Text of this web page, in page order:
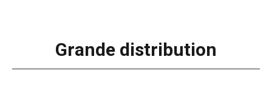
Grande distribution